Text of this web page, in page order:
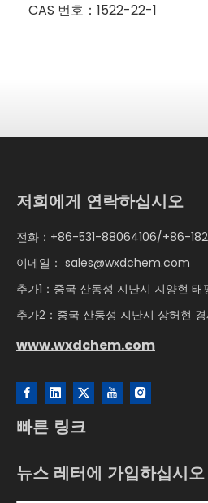
CAS 번호： 1522-22-1
저희에게 연락하십시오
전화：+86-531-88064106/+86-
이메일： sales@wxdchem.com
추가1：중국 산동성 지난시 지양현 태
추가2：중국 산둥성 지난시 상허현
www.wxdchem.com
빠른 링크
뉴스 레터에 가입하십시오